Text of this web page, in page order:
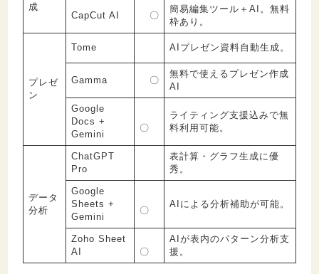
成
CapCut AI 〇
簡易編集ツール＋AI。無料
枠あり。
プレゼ
ン
Tome AIプレゼン資料自動生成。
Gamma 〇
無料で使えるプレゼン作成
AI
Google
Docs +
Gemini
〇
ライティング支援込みで無
料利用可能。
データ
分析
ChatGPT
Pro
表計算・グラフ生成に優
秀。
Google
Sheets +
Gemini
〇
AIによる分析補助が可能。
Zoho Sheet
AI
〇
AIが表内のパターン分析支
援。